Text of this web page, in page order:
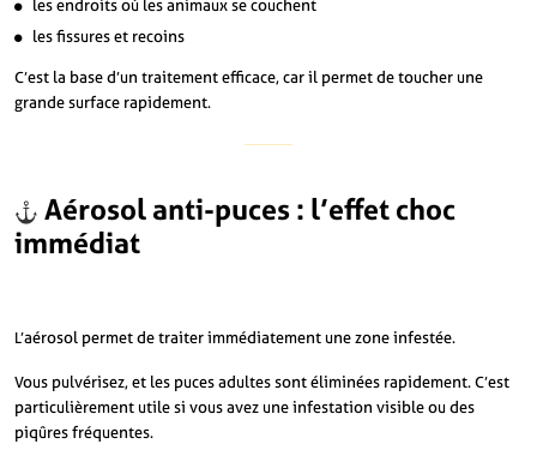
les endroits où les animaux se couchent
les fissures et recoins
C’est la base d’un traitement efficace, car il permet de toucher une
grande surface rapidement.
Aérosol anti-puces : l’effet choc
immédiat
L’aérosol permet de traiter immédiatement une zone infestée.
Vous pulvérisez, et les puces adultes sont éliminées rapidement. C’est
particulièrement utile si vous avez une infestation visible ou des
piqûres fréquentes.